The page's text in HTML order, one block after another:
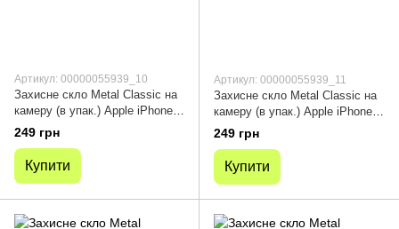
Артикул: 00000055939_10
Захисне скло Metal Classic на
камеру (в упак.) Apple iPhone
14 (6.1"") / 14 Plus (6.7"")
(Зелений / Green)
249 грн
Купити
Артикул: 00000055939_11
Захисне скло Metal Classic на
камеру (в упак.) Apple iPhone
14 (6.1"") / 14 Plus (6.7"")
(Рожевий / Pink)
249 грн
Купити